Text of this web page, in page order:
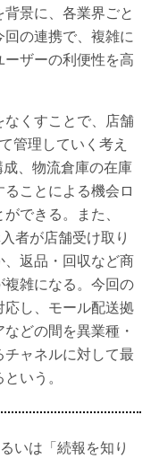
景に、各業界ごと
の連携で、複雑に
ザーの利便性を高
くすことで、店舗
管理していく考え
、物流倉庫の在庫
ことによる機会ロ
できる。また、
者が店舗受け取り
返品・回収など商
雑になる。今回の
し、モール配送拠
どの間を異業種・
ャネルに対して最
いう。
いは「続報を知り